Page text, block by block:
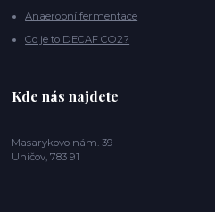
Anaerobní fermentace
Co je to DECAF CO2?
Kde nás najdete
Masarykovo nám. 39
Uničov, 783 91